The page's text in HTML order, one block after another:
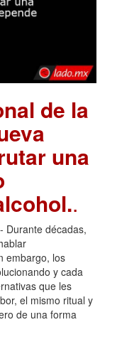
de la
una
.
Durante décadas,
embargo, los
y cada
que les
el mismo ritual y
de una forma